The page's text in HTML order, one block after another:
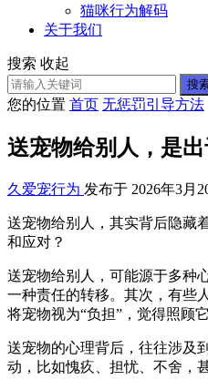
猫咪行为解码
关于我们
搜索 收起
搜
您的位置 首页 无惩罚引导方法
送宠物给别人，是
久爱宠行为 发布于 2026年3月
送宠物给别人，其实背后隐藏
和应对？
送宠物给别人，可能源于多种
一种责任的转移。其次，有些
将宠物视为“负担”，觉得照顾
送宠物的心理背后，往往涉及
动，比如愧疚、担忧、不舍，